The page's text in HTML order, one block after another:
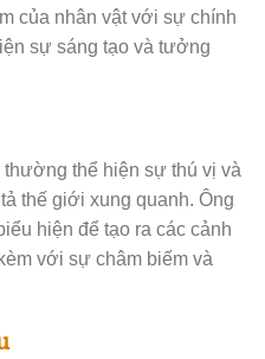
của nhân vật với sự chính
sự sáng tạo và tưởng
thể hiện sự thú vị và
thế giới xung quanh. Ông
hiện để tạo ra các cảnh
với sự châm biếm và